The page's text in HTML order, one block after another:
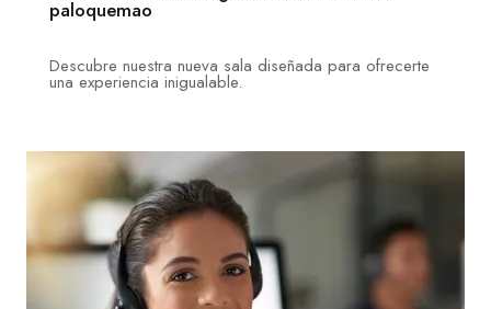
paloquemao
Descubre nuestra nueva sala diseñada para ofrecerte
una experiencia inigualable.